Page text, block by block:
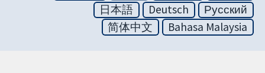
Русский
Deutsch
日本語
Bahasa Malaysia
简体中文